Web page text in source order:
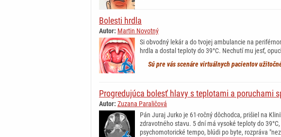
Bolesti hrdla
Autor: Martin Novotný
Si obvodný lekár a do tvojej ambulancie na
hrdla a dostal teploty do 39°C. Nechutí mu jesť,
Sú pre vás scenáre virtuálnych pacientov
Progredujúca bolesť hlavy s teplotami a poruchami
Autor: Zuzana Paraličová
Pán Juraj Jurko je 61-ročný dôchodca, prišiel na
zdravotného stavu. 5 dní má vysoké teploty do
psychomotorické tempo, blúdi po byte, rozpráva